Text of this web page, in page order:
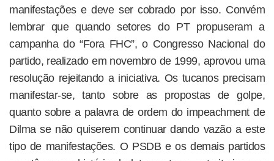
manifestações e deve ser cobrado por isso. Convém
lembrar que quando setores do PT propuseram a
campanha do “Fora FHC”, o Congresso Nacional do
partido, realizado em novembro de 1999, aprovou uma
resolução rejeitando a iniciativa. Os tucanos precisam
manifestar-se, tanto sobre as propostas de golpe,
quanto sobre a palavra de ordem do impeachment de
Dilma se não quiserem continuar dando vazão a este
tipo de manifestações. O PSDB e os demais partidos